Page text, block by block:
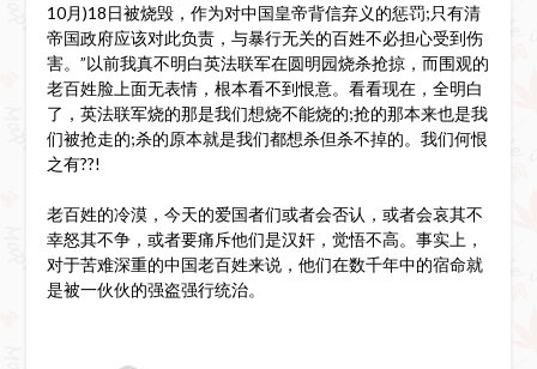
10月)18日被烧毁，作为对中国皇帝背信弃义的惩罚;只有清
帝国政府应该对此负责，与暴行无关的百姓不必担心受到伤
害。”以前我真不明白英法联军在圆明园烧杀抢掠，而围观的
老百姓脸上面无表情，根本看不到恨意。看看现在，全明白
了，英法联军烧的那是我们想烧不能烧的;抢的那本来也是我
们被抢走的;杀的原本就是我们都想杀但杀不掉的。我们何恨
之有??!
老百姓的冷漠，今天的爱国者们或者会否认，或者会哀其不
幸怒其不争，或者要痛斥他们是汉奸，觉悟不高。事实上，
对于苦难深重的中国老百姓来说，他们在数千年中的宿命就
是被一伙伙的强盗强行统治。